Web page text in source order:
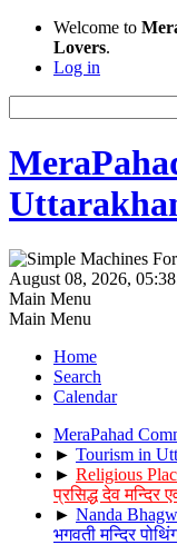
Welcome to
Lovers.
Log in
August 08, 2026,
Main Menu
Main Menu
Home
Search
Calendar
MeraPahad
► Tourism in
► Religious
प्रसिद्ध देव मन्दिर
► Nanda
भगवती मन्दिर